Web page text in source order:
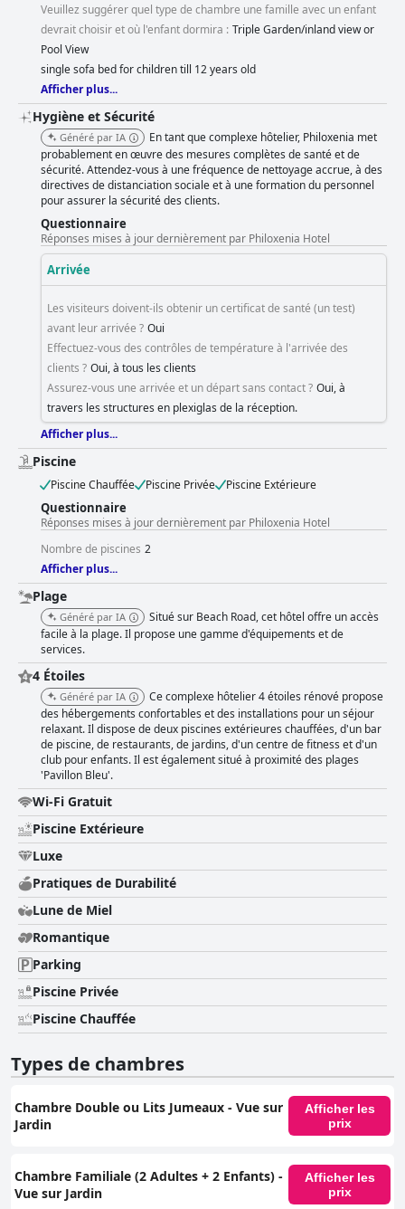
Veuillez suggérer quel type de chambre une famille avec un enfant
devrait choisir et où l'enfant dormira : Triple Garden/inland view or
Pool View
single sofa bed for children till 12 years old
Afficher plus...
Hygiène et Sécurité
Généré par IA
En tant que complexe hôtelier, Philoxenia met
probablement en œuvre des mesures complètes de santé et de
sécurité. Attendez-vous à une fréquence de nettoyage accrue, à des
directives de distanciation sociale et à une formation du personnel
pour assurer la sécurité des clients.
Questionnaire
Réponses mises à jour dernièrement par Philoxenia Hotel
Arrivée
Les visiteurs doivent-ils obtenir un certificat de santé (un test)
avant leur arrivée ? Oui
Effectuez-vous des contrôles de température à l'arrivée des
clients ? Oui, à tous les clients
Assurez-vous une arrivée et un départ sans contact ? Oui, à
travers les structures en plexiglas de la réception.
Afficher plus...
Piscine
Piscine Chauffée Piscine Privée Piscine Extérieure
Questionnaire
Réponses mises à jour dernièrement par Philoxenia Hotel
Nombre de piscines 2
Afficher plus...
Plage
Généré par IA
Situé sur Beach Road, cet hôtel offre un accès
facile à la plage. Il propose une gamme d'équipements et de
services.
4 Étoiles
Généré par IA
Ce complexe hôtelier 4 étoiles rénové propose
des hébergements confortables et des installations pour un séjour
relaxant. Il dispose de deux piscines extérieures chauffées, d'un bar
de piscine, de restaurants, de jardins, d'un centre de fitness et d'un
club pour enfants. Il est également situé à proximité des plages
'Pavillon Bleu'.
Wi-Fi Gratuit
Piscine Extérieure
Luxe
Pratiques de Durabilité
Lune de Miel
Romantique
Parking
Piscine Privée
Piscine Chauffée
Types de chambres
Chambre Double ou Lits Jumeaux - Vue sur
Jardin
Afficher les
prix
Chambre Familiale (2 Adultes + 2 Enfants) -
Vue sur Jardin
Afficher les
prix